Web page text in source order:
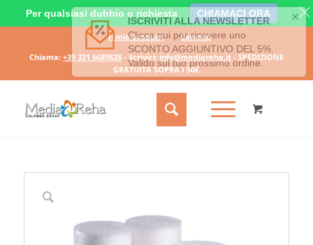
Il mio account
Carrello
Chiama: +39 331 6689828- Scrivici: info@mediareha.it- SPEDIZIONE
GRATUITA SOPRA I 50€
Per qualsiasi dubbio o richiesta CHIAMACI ORA